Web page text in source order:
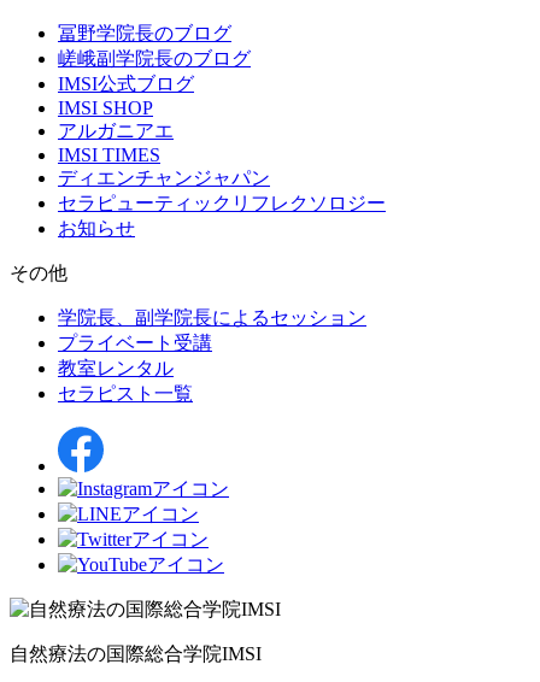
冨野学院長のブログ
嵯峨副学院長のブログ
IMSI公式ブログ
IMSI SHOP
アルガニアエ
IMSI TIMES
ディエンチャンジャパン
セラピューティックリフレクソロジー
お知らせ
その他
学院長、副学院長によるセッション
プライベート受講
教室レンタル
セラピスト一覧
自然療法の国際総合学院IMSI